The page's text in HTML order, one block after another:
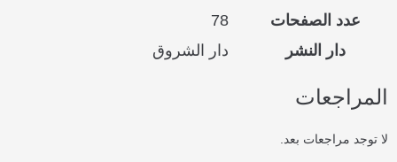
عدد الصفحات
78
دار النشر
دار الشروق
المراجعات
لا توجد مراجعات بعد.